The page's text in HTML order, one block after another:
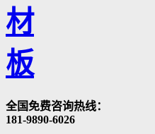
全国免费咨询热线：
181-9890-6026